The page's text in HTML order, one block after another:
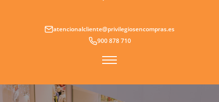
atencionalcliente@privilegiosencompras.es
900 878 710